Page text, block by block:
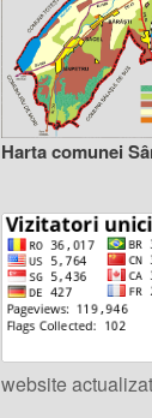
Harta comunei
website